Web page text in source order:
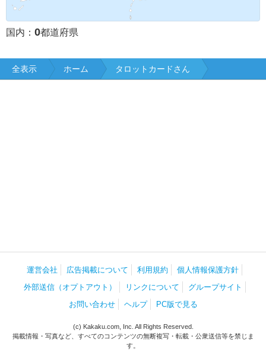
国内： 0都道府県
全表示 ホーム タロットカードさん
運営会社 広告掲載について 利用規約
個人情報保護方針
外部送信（オプトアウト）
リンクについて
グループサイト
お問い合わせ
ヘルプ PC版で見る
(c) Kakaku.com, Inc. All Rights Reserved.
掲載情報・写真など、すべてのコンテンツの無断複写・転載・公衆送信等を禁じま
す。